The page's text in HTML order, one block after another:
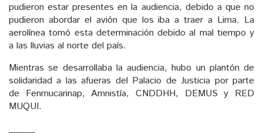
pudieron estar presentes en la audiencia, debido a que no
pudieron abordar el avión que los iba a traer a Lima. La
aerolínea tomó esta determinación debido al mal tiempo y
a las lluvias al norte del país.
Mientras se desarrollaba la audiencia, hubo un plantón de
solidaridad a las afueras del Palacio de Justicia por parte
de Fenmucarinap, Amnistía, CNDDHH, DEMUS y RED
MUQUI.